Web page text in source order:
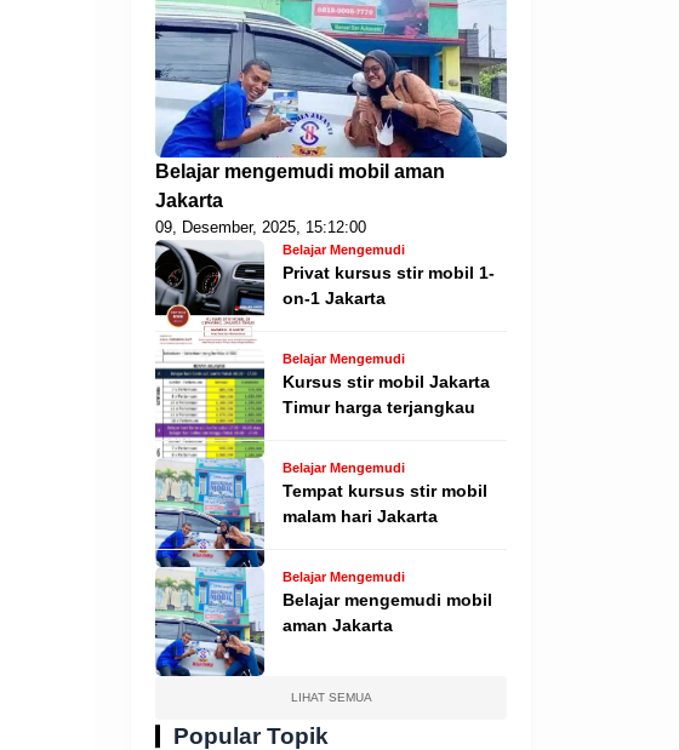
Belajar mengemudi mobil aman
Jakarta
09, Desember, 2025, 15:12:00
Belajar Mengemudi
Privat kursus stir mobil 1-
on-1 Jakarta
Belajar Mengemudi
Kursus stir mobil Jakarta
Timur harga terjangkau
Belajar Mengemudi
Tempat kursus stir mobil
malam hari Jakarta
Belajar Mengemudi
Belajar mengemudi mobil
aman Jakarta
LIHAT SEMUA
Popular Topik